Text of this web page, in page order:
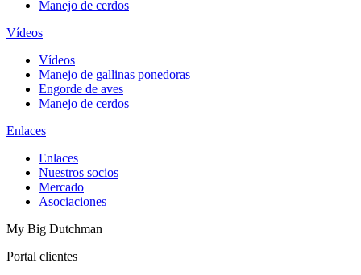
Manejo de cerdos
Vídeos
Vídeos
Manejo de gallinas ponedoras
Engorde de aves
Manejo de cerdos
Enlaces
Enlaces
Nuestros socios
Mercado
Asociaciones
My Big Dutchman
Portal clientes